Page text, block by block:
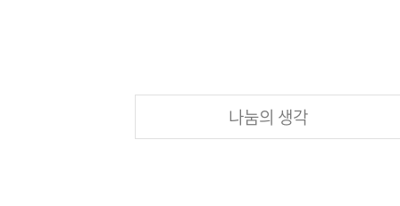
품질경영
찾아오시는길
나눔의 생각